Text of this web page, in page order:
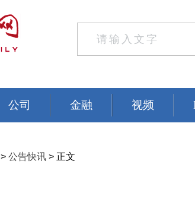
公司 金融 视频
> 公告快讯 > 正文